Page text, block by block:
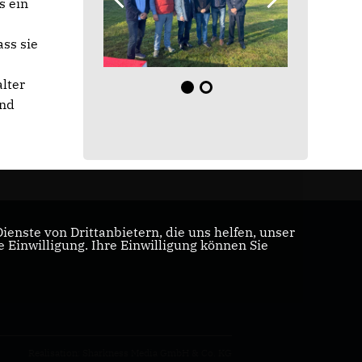
ein
sie
von Drittanbietern, die uns helfen, unser
Einwilligung. Ihre Einwilligung können Sie